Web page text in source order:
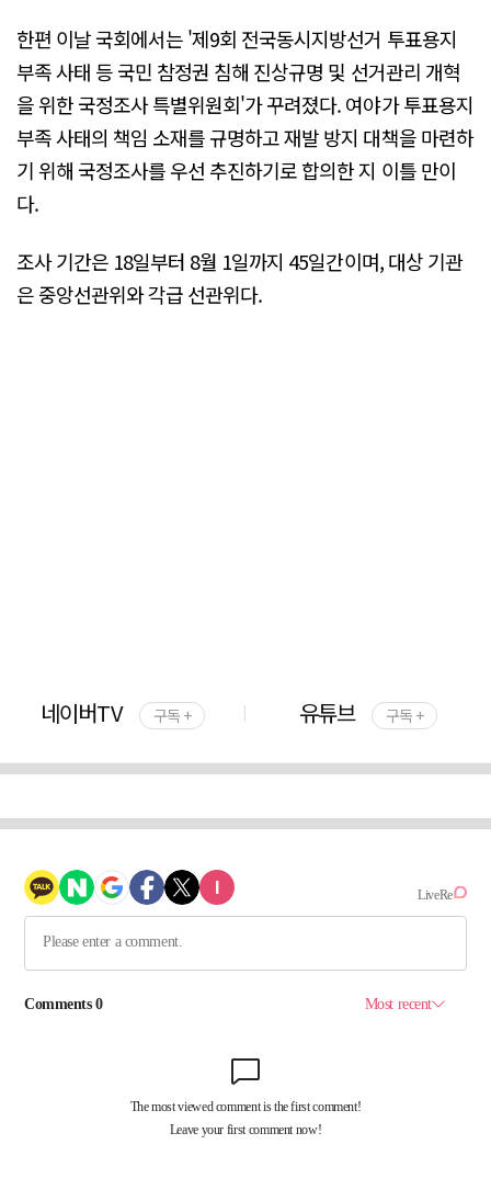
한편 이날 국회에서는 '제9회 전국동시지방선거 투표용지
부족 사태 등 국민 참정권 침해 진상규명 및 선거관리 개혁
을 위한 국정조사 특별위원회'가 꾸려졌다. 여야가 투표용지
부족 사태의 책임 소재를 규명하고 재발 방지 대책을 마련하
기 위해 국정조사를 우선 추진하기로 합의한 지 이틀 만이
다.
조사 기간은 18일부터 8월 1일까지 45일간이며, 대상 기관
은 중앙선관위와 각급 선관위다.
네이버TV 구독 + 유튜브 구독 +